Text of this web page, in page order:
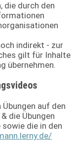
die durch den
indirekt - zur
gilt für Inhalte
übernehmen.
auf den
& die Übungen
sowie die in den